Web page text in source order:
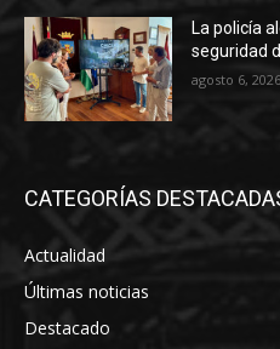
La policía
seguridad
agosto 6, 2026
CATEGORÍAS
Actualidad
Últimas noticias
Destacado